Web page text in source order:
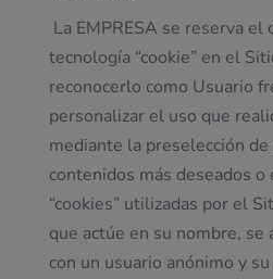
La EMPRESA se reserva
tecnología “cookie” en el
reconocerlo como Usuario
personalizar el uso que
mediante la preselección de
contenidos más deseados o
“cookies” utilizadas por el
que actúe en su nombre, se
con un usuario anónimo y